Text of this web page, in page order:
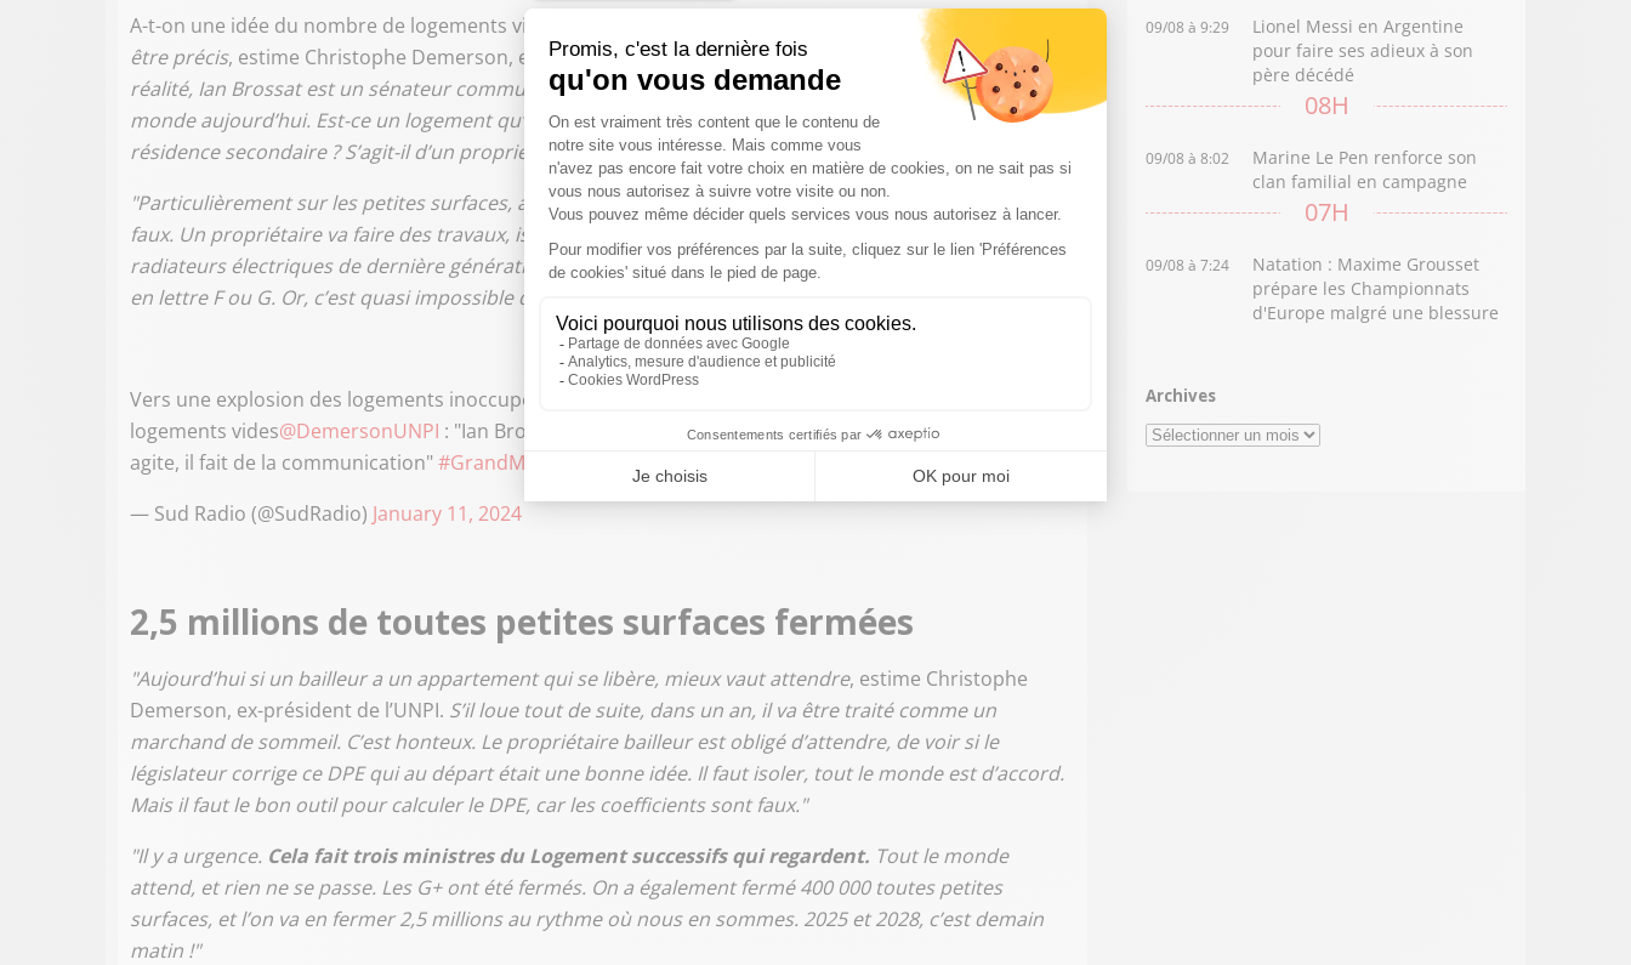
A-t-on une idée du nombre de logements vides dans la capitale ? "
Quand on dit logement vide, il faut
être précis, estime Christophe Demerson, ex-président de l’UNPI.Qu’est-ce que cela veut dire ? En
réalité, Ian Brossat est un sénateur communiste, il fait son travail. Il communique, comme tout le
monde aujourd’hui. Est-ce un logement qu’un propriétaire ne souhaite plus louer ? Est-ce une
résidence secondaire ? S’agit-il d’un propriétaire bailleur qui attend pour savoir ce qu’il va faire ?"
"Particulièrement sur les petites surfaces, aujourd’hui, nous avons un DPE opposable complètement
faux. Un propriétaire va faire des travaux, isoler ses plafonds, changer ses menuiseries, mettre des
radiateurs électriques de dernière génération. S’il n’y a pas de pompe à chaleur, l’appartement restera
en lettre F ou G. Or, c’est quasi impossible d’en installer à Paris."
Vers une explosion des logements inoccupés ?
logements vides@DemersonUNPI : "Ian Brossat, c'est un sénateur communiste, il fait son travail, il
agite, il fait de la communication"#GrandMatin
— Sud Radio (@SudRadio) January 11, 2024
2,5 millions de toutes petites surfaces fermées
"Aujourd’hui si un bailleur a un appartement qui se libère, mieux vaut attendre, estime Christophe
Demerson, ex-président de l’UNPI. S’il loue tout de suite, dans un an, il va être traité comme un
marchand de sommeil. C’est honteux. Le propriétaire bailleur est obligé d’attendre, de voir si le
législateur corrige ce DPE qui au départ était une bonne idée. Il faut isoler, tout le monde est d’accord.
Mais il faut le bon outil pour calculer le DPE, car les coefficients sont faux."
"Il y a urgence. Cela fait trois ministres du Logement successifs qui regardent. Tout le monde
attend, et rien ne se passe. Les G+ ont été fermés. On a également fermé 400 000 toutes petites
surfaces, et l’on va en fermer 2,5 millions au rythme où nous en sommes. 2025 et 2028, c’est demain
matin !"
09/08 à 9:29
Lionel Messi en Argentine
pour faire ses adieux à son
père décédé
08H
09/08 à 8:02
Marine Le Pen renforce son
clan familial en campagne
07H
09/08 à 7:24
Natation : Maxime Grousset
prépare les Championnats
d'Europe malgré une blessure
Archives
Archives